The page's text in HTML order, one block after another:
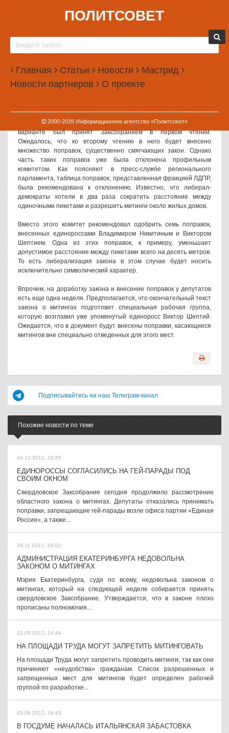
ПОЛИТСОВЕТ
Главная Статьи Новости Мастрид
Новости партнеров О проекте
2000-2026Информационное агентство «Политсовет»
27.11.2012, 18:20
ЗАКОН О МИТИНГАХ СМЯГЧАТ
НЕЗНАЧИТЕЛЬНО
Комитет свердловского Заксобрания по законодательству и
общественной безопасности одобрил несколько поправок в
областной закон о митингах. Поправки немного смягчают
положения закона, но не меняют его сути.
Напомним, что закон о митингах в жестком правительственном
варианте был принят Заксобранием в первом чтении.
Ожидалось, что ко второму чтению в него будет внесено
множество поправок, существенно смягчающих закон. Однако
часть таких поправок уже была отклонена профильным
комитетом. Как поясняют в пресс-службе регионального
парламента, таблица поправок, представленная фракцией ЛДПР,
была рекомендована к отклонению. Известно, что либерал-
демократы хотели в два раза сократить расстояние между
одиночными пикетами и разрешить митинги около жилых домов.
Вместо этого комитет рекомендовал одобрить семь поправок,
внесенных единороссами Владимиром Никитиным и Виктором
Шептием. Одна из этих поправок, к примеру, уменьшает
допустимое расстояние между пикетами всего на десять метров.
То есть либерализация закона в этом случае будет носить
исключительно символический характер.
Впрочем, на доработку закона и внесение поправок у депутатов
есть еще одна неделя. Предполагается, что окончательный текст
закона о митингах подготовит специальная рабочая группа,
которую возглавил уже упомянутый единоросс Виктор Шептий.
Ожидается, что в документ будут внесены поправки, касающиеся
митингов вне специально отведенных для этого мест.
Подписывайтесь на наш Телеграм-канал
Похожие новости по теме
04.12.2012, 16:55
ЕДИНОРОССЫ СОГЛАСИЛИСЬ НА ГЕЙ-ПАРАДЫ ПОД
СВОИМ ОКНОМ
Свердловское Заксобрание сегодня продолжило рассмотрение
областного закона о митингах. Депутаты отказались принимать
поправки, запрещающие гей-парады возле офиса партии «Единая
Россия», а также...
28.11.2012, 18:02
АДМИНИСТРАЦИЯ ЕКАТЕРИНБУРГА НЕДОВОЛЬНА
ЗАКОНОМ О МИТИНГАХ
Мэрия Екатеринбурга, судя по всему, недовольна законом о
митингах, который на следующей неделе собирается принять
свердловское Заксобрание. Утверждается, что в законе плохо
прописаны полномочия...
12.09.2012, 14:44
НА ПЛОЩАДИ ТРУДА МОГУТ ЗАПРЕТИТЬ МИТИНГОВАТЬ
На площади Труда могут запретить проводить митинги, так как они
причиняют «неудобства» гражданам. Список разрешенных и
запрещенных мест для митингов будет определен рабочей
группой по разработке...
05.06.2012, 16:43
В ГОСДУМЕ НАЧАЛАСЬ ИТАЛЬЯНСКАЯ ЗАБАСТОВКА